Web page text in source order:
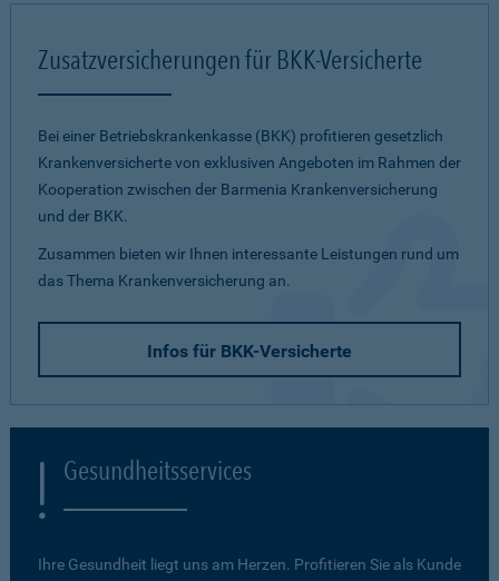
Zusatzversicherungen für BKK-Versicherte
Bei einer Betriebskrankenkasse (BKK) profitieren gesetzlich
Krankenversicherte von exklusiven Angeboten im Rahmen der
Kooperation zwischen der Barmenia Krankenversicherung
und der BKK.
Zusammen bieten wir Ihnen interessante Leistungen rund um
das Thema Krankenversicherung an.
Infos für BKK-Versicherte
Gesundheitsservices
Ihre Gesundheit liegt uns am Herzen. Profitieren Sie als Kunde